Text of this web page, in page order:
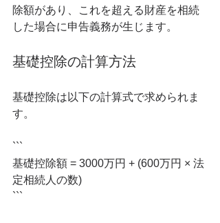
除額があり、これを超える財産を相続
した場合に申告義務が生じます。
基礎控除の計算方法
基礎控除は以下の計算式で求められま
す。
```
基礎控除額 = 3000万円 + (600万円 × 法
定相続人の数)
```